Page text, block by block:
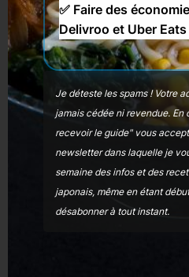
:Facebook,Instagram
Matane !
Benoît
✅ Faire des
Delivroo et Uber Eats
Je déteste les spams ! Votre
jamais cédée ni revendue.En
recevoir le guide" vous
newsletter dans laquelle je
semaine des infos et des
japonais, même en étant
désabonner à tout instant.